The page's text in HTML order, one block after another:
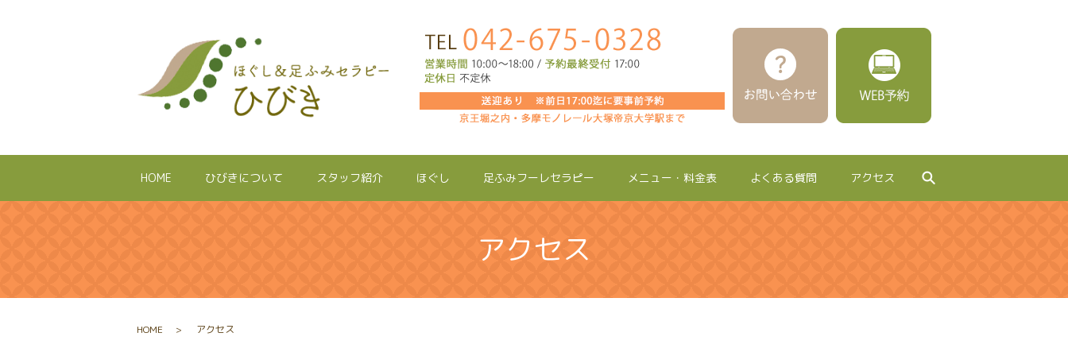
HOME ひびきについて スタッフ紹介 ほぐし 足ふみフーレセラピー メニュー・料金表 よくある質問 アクセス search
アクセス
HOME アクセス